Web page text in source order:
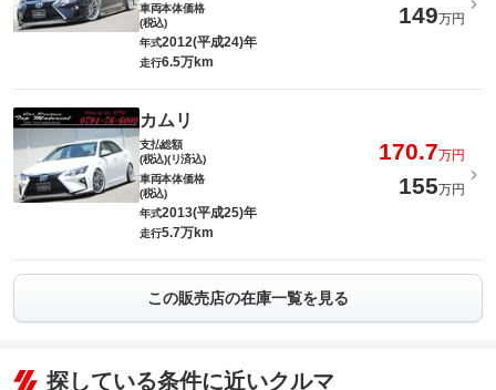
車両本体価格
(税込)
149万円
年式2012(平成24)年
走行6.5万km
カムリ
支払総額
(税込)(リ済込)
170.7万円
車両本体価格
(税込)
155万円
年式2013(平成25)年
走行5.7万km
この販売店の在庫一覧を見る
探している条件に近いクルマ